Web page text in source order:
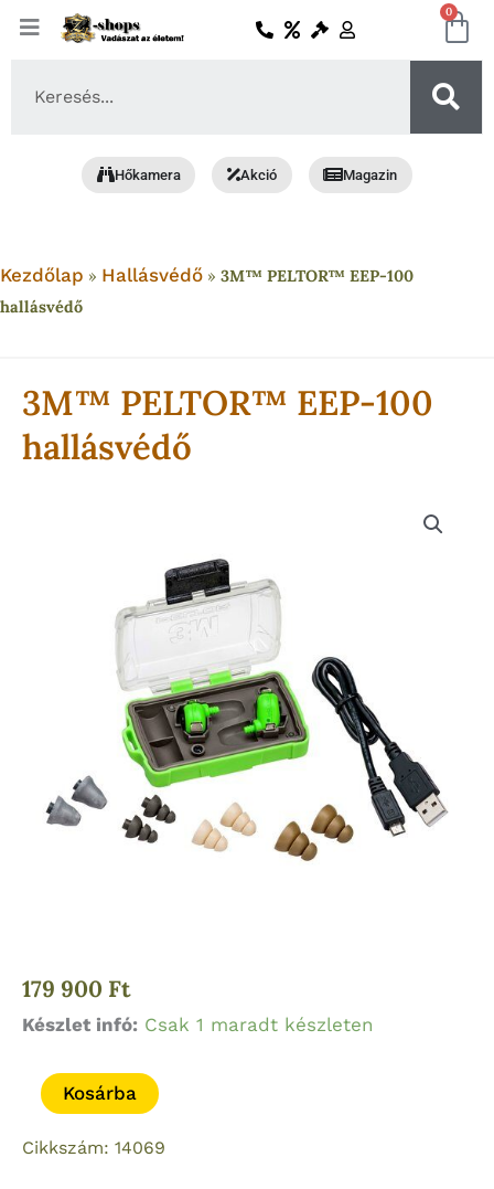
Skip
0
Hőkamera Akció Magazin
Kezdőlap » Hallásvédő » 3M™ PELTOR™ EEP-100
hallásvédő
3M™ PELTOR™ EEP-100
hallásvédő
179 900 Ft
Készlet infó: Csak 1 maradt készleten
3M™
EEP-
100
hallásvédő
Kosárba
Cikkszám: 14069